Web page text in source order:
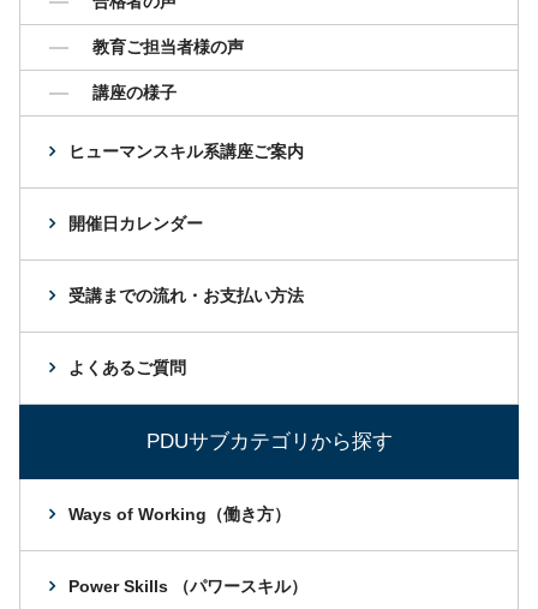
教育ご担当者様の声
講座の様子
ヒューマンスキル系講座ご案内
開催日カレンダー
受講までの流れ・お支払い方法
よくあるご質問
PDUサブカテゴリから探す
Ways of Working（働き方）
Power Skills （パワースキル）